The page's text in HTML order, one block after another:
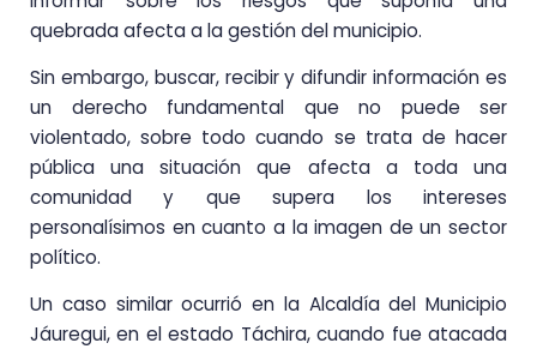
quebrada afecta a la gestión del municipio.
Sin embargo, buscar, recibir y difundir información es
un derecho fundamental que no puede ser
violentado, sobre todo cuando se trata de hacer
pública una situación que afecta a toda una
comunidad y que supera los intereses
personalísimos en cuanto a la imagen de un sector
político.
Un caso similar ocurrió en la Alcaldía del Municipio
Jáuregui, en el estado Táchira, cuando fue atacada